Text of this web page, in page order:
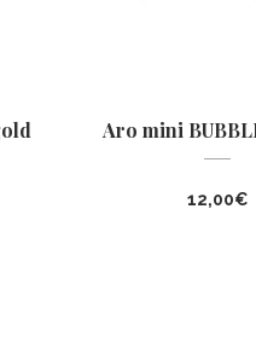
Aro mini
12,00€